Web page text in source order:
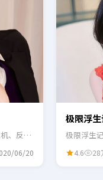
、反转
06/20
极限浮
极限浮生
4.6 28